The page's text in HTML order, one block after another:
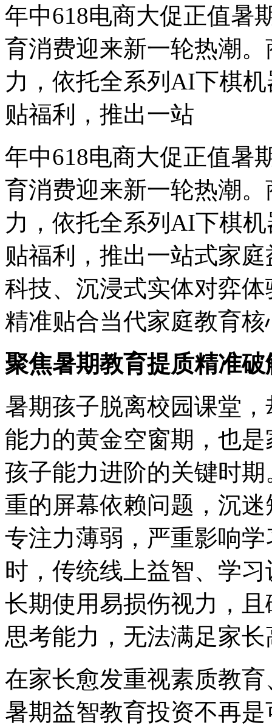
年中618电商大促正值暑
育消费迎来新一轮热潮
力，依托全系列AI下棋
贴福利，推出一站
年中618电商大促正值暑
育消费迎来新一轮热潮
力，依托全系列AI下棋
贴福利，推出一站式家
科技、沉浸式实体对弈
精准贴合当代家庭教育
聚焦暑期教育提质精准
暑期孩子脱离校园课堂
能力的黄金空窗期，也
孩子能力进阶的关键时
重的屏幕依赖问题，沉
专注力薄弱，严重影响
时，传统线上益智、学
长期使用易损伤视力，
思考能力，无法满足家
在家长愈发重视素质教
暑期益智教育投资不再